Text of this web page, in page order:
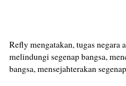
Refly mengatakan, tugas negara
melindungi segenap bangsa,
bangsa, mensejahterakan